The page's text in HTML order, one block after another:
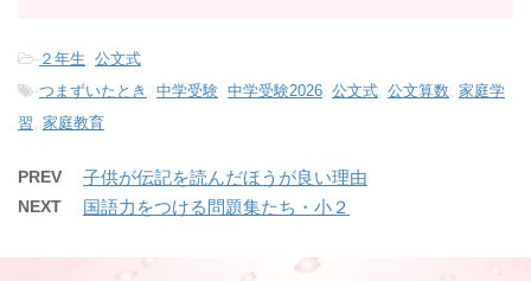
- ２年生, 公文式
-つまずいたとき , 中学受験, 中学受験2026, 公文式, 公文算数, 家庭学
習, 家庭教育
PREV 子供が伝記を読んだほうが良い理由
NEXT 国語力をつける問題集たち・小２